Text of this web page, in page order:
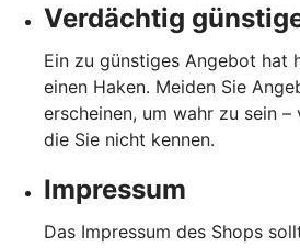
Verdächtig
Ein zu günstiges Angebot hat
einen Haken. Meiden Sie
erscheinen, um wahr zu sein
die Sie nicht kennen.
Impressum
Das Impressum des Shops